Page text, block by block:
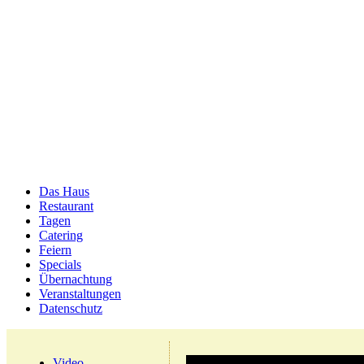
Das Haus
Restaurant
Tagen
Catering
Feiern
Specials
Übernachtung
Veranstaltungen
Datenschutz